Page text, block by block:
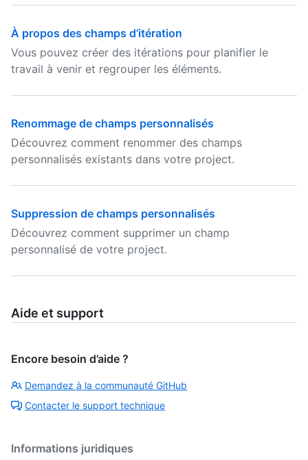
À propos des champs d’itération
Vous pouvez créer des itérations pour planifier le
travail à venir et regrouper les éléments.
Renommage de champs personnalisés
Découvrez comment renommer des champs
personnalisés existants dans votre project.
Suppression de champs personnalisés
Découvrez comment supprimer un champ
personnalisé de votre project.
Aide et support
Encore besoin d’aide ?
Demandez à la communauté GitHub
Contacter le support technique
Informations juridiques